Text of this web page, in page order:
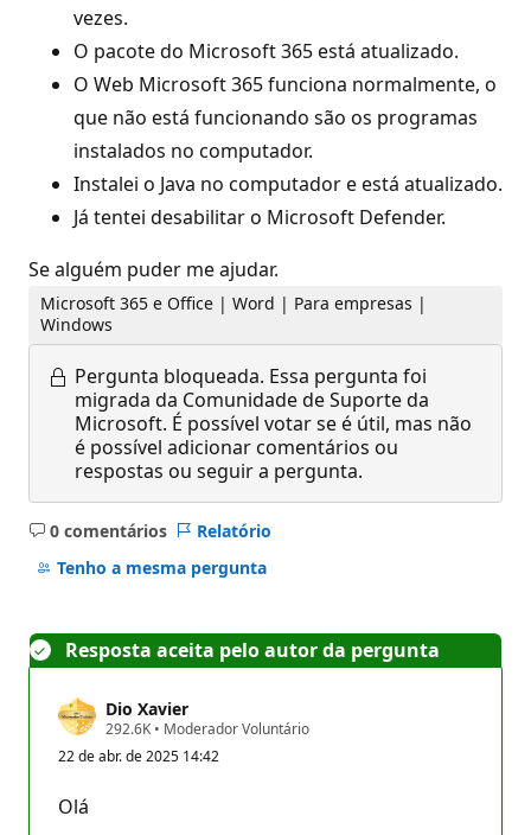
vezes.
O pacote do Microsoft 365 está atualizado.
O Web Microsoft 365 funciona normalmente, o
que não está funcionando são os programas
instalados no computador.
Instalei o Java no computador e está atualizado.
Já tentei desabilitar o Microsoft Defender.
Se alguém puder me ajudar.
Microsoft 365 e Office | Word | Para empresas |
Windows
Pergunta bloqueada. Essa pergunta foi
migrada da Comunidade de Suporte da
Microsoft. É possível votar se é útil, mas não
é possível adicionar comentários ou
respostas ou seguir a pergunta.
0 comentários
Sem
comentários
Relatório
Tenho a mesma pergunta
Resposta aceita pelo autor da pergunta
Dio Xavier
292.6K P
n
• Moderador Voluntário
22 de abr. de 2025 14:42
Olá